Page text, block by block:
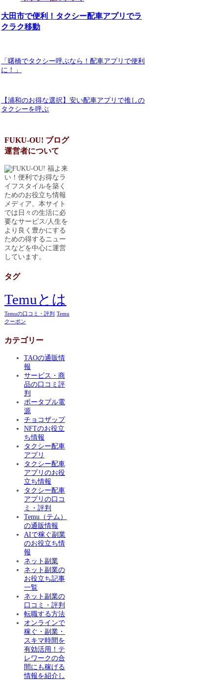
大田市で便利！タクシー配車アプリでラ
クラク移動
「曙橋でタクシー呼ぶなら！配車アプリで便利
に！」
【浦和のお得な選択】安い配車アプリで推しの
タクシーを呼ぶ
FUKU-OU! ブログ
運営者について
福よ来
い！便利でお得なラ
イフスタイルを築く
ためのお役立ち情報
メディア。本サイト
では日々の生活に必
要なサービス/人生を
より良く豊かにする
ための得するニュー
スなどを中心に運営
しています。
タグ
Temuとは
Temuの口コミ・評判 Temu
クーポン
カテゴリー
TAOの通販情
報
サービス・商
品の口コミ評
判
ポータブル電
源
チョコザップ
NFTのお役立
ち情報
タクシー配車
アプリ
タクシー配車
アプリのお役
立ち情報
タクシー配車
アプリの口コ
ミ・評判
Temu（テム）
の通販情報
AIで稼ぐ副業
のお役立ち情
報
ネット副業
ネット副業の
お役立ち記事
一覧
ネット副業の
口コミ・評判
転職する方法
オンラインで
稼ぐ・副業・
スキマ時間を
有効活用！テ
レワークの合
間にも稼げる
情報を紹介し